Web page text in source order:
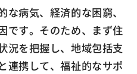
な病気、経済的な困窮、
です。そのため、まず住
況を把握し、地域包括支
連携して、福祉的なサポ